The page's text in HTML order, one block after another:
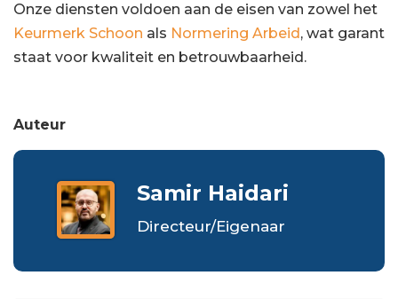
Onze diensten voldoen aan de eisen van zowel het
Keurmerk Schoon als Normering Arbeid , wat garant
staat voor kwaliteit en betrouwbaarheid.
Auteur
Samir Haidari
Directeur/Eigenaar